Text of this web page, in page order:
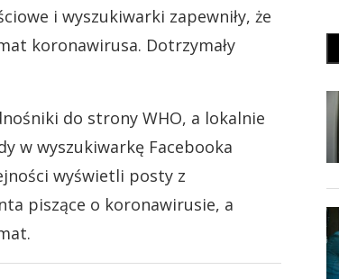
i wyszukiwarki zapewniły, że
koronawirusa. Dotrzymały
do strony WHO, a lokalnie
w wyszukiwarkę Facebooka
wyświetli posty z
piszące o koronawirusie, a